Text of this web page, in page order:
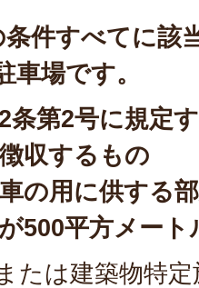
件すべてに該
車場です。
条第2号に規定
収するもの
の用に供する
500平方メー
たは建築物特